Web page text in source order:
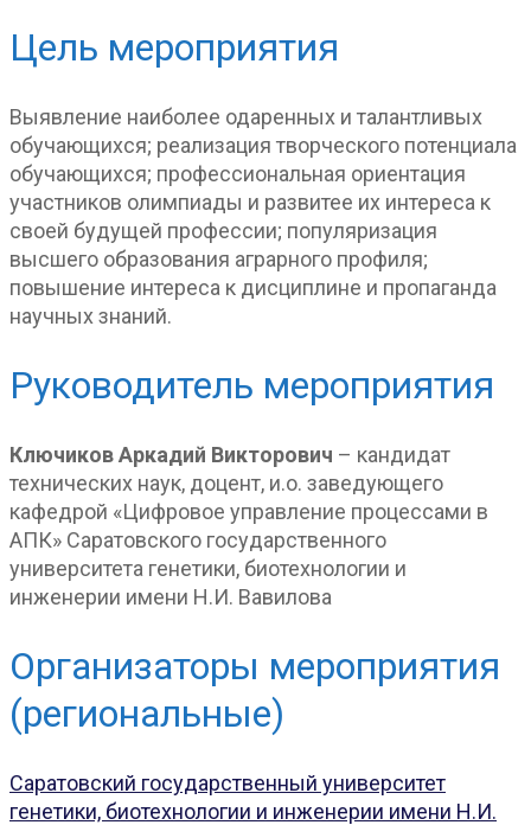
Цель мероприятия
Выявление наиболее одаренных и талантливых
обучающихся; реализация творческого потенциала
обучающихся; профессиональная ориентация
участников олимпиады и развитее их интереса к
своей будущей профессии; популяризация
высшего образования аграрного профиля;
повышение интереса к дисциплине и пропаганда
научных знаний.
Руководитель мероприятия
Ключиков Аркадий Викторович – кандидат
технических наук, доцент, и.о. заведующего
кафедрой «Цифровое управление процессами в
АПК» Саратовского государственного
университета генетики, биотехнологии и
инженерии имени Н.И. Вавилова
Организаторы мероприятия
(региональные)
Саратовский государственный университет
генетики, биотехнологии и инженерии имени Н.И.